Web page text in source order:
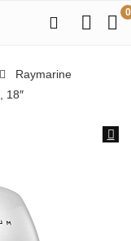
0
Raymarine
18″